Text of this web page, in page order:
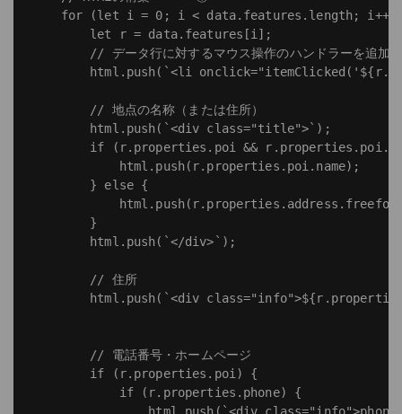
for (let i = 0; i < data.features.length; i++)
        let r = data.features[i];
// データ行に対するマウス操作のハンドラーを追加
html.push(`<li
        // 地点の名称（または住所）
        html.push(`<div class="title">`);
if (r.properties.poi &&
            html.push(r.properties.poi.name);
        } else {
        }
        html.push(`</div>`);
        // 住所
html.push(`<div
        // 電話番号・ホームページ
        if (r.properties.poi) {
            if (r.properties.phone) {